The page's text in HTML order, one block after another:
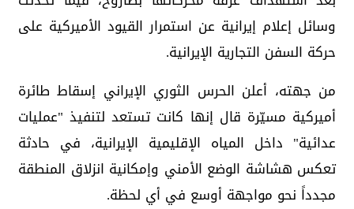
وسائل إعلام إيرانية عن استمرار القيود الأميركية على
حركة السفن التجارية الإيرانية.
من جهته، أعلن الحرس الثوري الإيراني إسقاط طائرة
أميركية مسيّرة قال إنها كانت تستعد لتنفيذ "عمليات
عدائية" داخل المياه الإقليمية الإيرانية، في حادثة
تعكس هشاشة الوضع الأمني وإمكانية انزلاق المنطقة
مجدداً نحو مواجهة أوسع في أي لحظة.